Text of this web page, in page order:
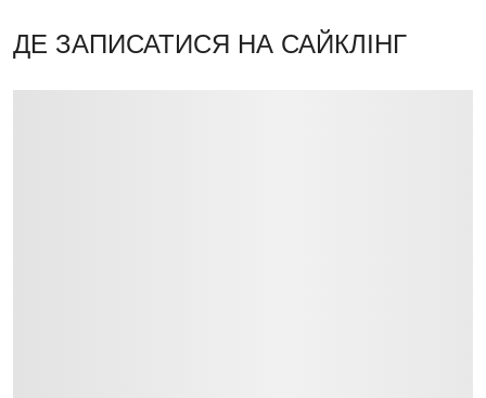
ДЕ ЗАПИСАТИСЯ НА САЙКЛІНГ